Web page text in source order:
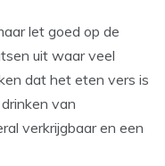
let goed op de
uit waar veel
dat het eten vers is
van
verkrijgbaar en een